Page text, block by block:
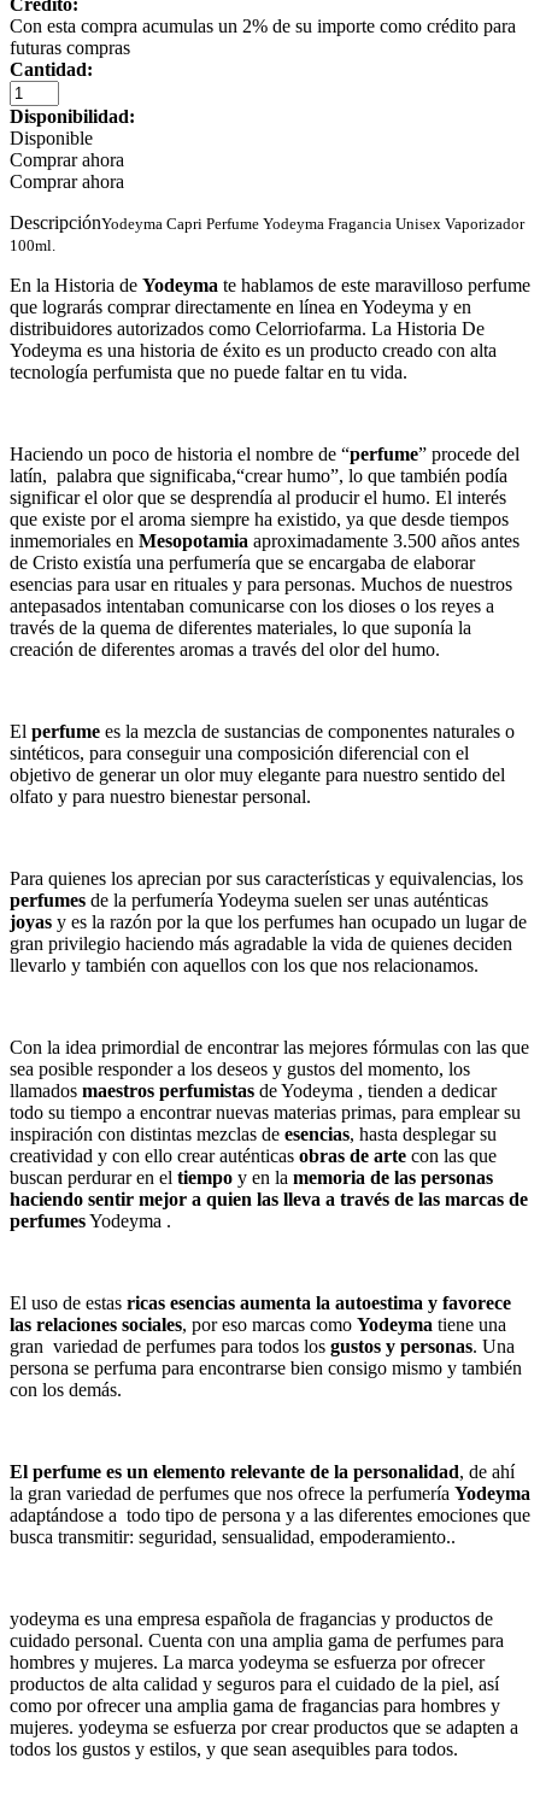
Con esta compra acumulas un 2% de su importe como crédito para
futuras compras
Cantidad:
Disponibilidad:
Disponible
Comprar ahora
Comprar ahora
DescripciónYodeyma Capri Perfume Yodeyma Fragancia Unisex Vaporizador
100ml.
En la Historia de Yodeyma te hablamos de este maravilloso perfume
que lograrás comprar directamente en línea en Yodeyma y en
distribuidores autorizados como Celorriofarma. La Historia De
Yodeyma es una historia de éxito es un producto creado con alta
tecnología perfumista que no puede faltar en tu vida.
Haciendo un poco de historia el nombre de “perfume” procede del
latín, palabra que significaba,“crear humo”, lo que también podía
significar el olor que se desprendía al producir el humo. El interés
que existe por el aroma siempre ha existido, ya que desde tiempos
inmemoriales en Mesopotamia aproximadamente 3.500 años antes
de Cristo existía una perfumería que se encargaba de elaborar
esencias para usar en rituales y para personas. Muchos de nuestros
antepasados intentaban comunicarse con los dioses o los reyes a
través de la quema de diferentes materiales, lo que suponía la
creación de diferentes aromas a través del olor del humo.
El perfume es la mezcla de sustancias de componentes naturales o
sintéticos, para conseguir una composición diferencial con el
objetivo de generar un olor muy elegante para nuestro sentido del
olfato y para nuestro bienestar personal.
Para quienes los aprecian por sus características y equivalencias, los
perfumes de la perfumería Yodeyma suelen ser unas auténticas
joyas y es la razón por la que los perfumes han ocupado un lugar de
gran privilegio haciendo más agradable la vida de quienes deciden
llevarlo y también con aquellos con los que nos relacionamos.
Con la idea primordial de encontrar las mejores fórmulas con las que
sea posible responder a los deseos y gustos del momento, los
llamados maestros perfumistas de Yodeyma , tienden a dedicar
todo su tiempo a encontrar nuevas materias primas, para emplear su
inspiración con distintas mezclas de esencias, hasta desplegar su
creatividad y con ello crear auténticas obras de arte con las que
buscan perdurar en el tiempo y en la memoria de las personas
haciendo sentir mejor a quien las lleva a través de las marcas de
perfumesYodeyma .
El uso de estas ricas esencias aumenta la autoestima y favorece
las relaciones sociales, por eso marcas como Yodeyma tiene una
gran variedad de perfumes para todos los gustos y personas. Una
persona se perfuma para encontrarse bien consigo mismo y también
con los demás.
El perfume es un elemento relevante de la personalidad, de ahí
la gran variedad de perfumes que nos ofrece la perfumería Yodeyma
adaptándose a todo tipo de persona y a las diferentes emociones que
busca transmitir: seguridad, sensualidad, empoderamiento..
yodeyma es una empresa española de fragancias y productos de
cuidado personal. Cuenta con una amplia gama de perfumes para
hombres y mujeres. La marca yodeyma se esfuerza por ofrecer
productos de alta calidad y seguros para el cuidado de la piel, así
como por ofrecer una amplia gama de fragancias para hombres y
mujeres. yodeyma se esfuerza por crear productos que se adapten a
todos los gustos y estilos, y que sean asequibles para todos.